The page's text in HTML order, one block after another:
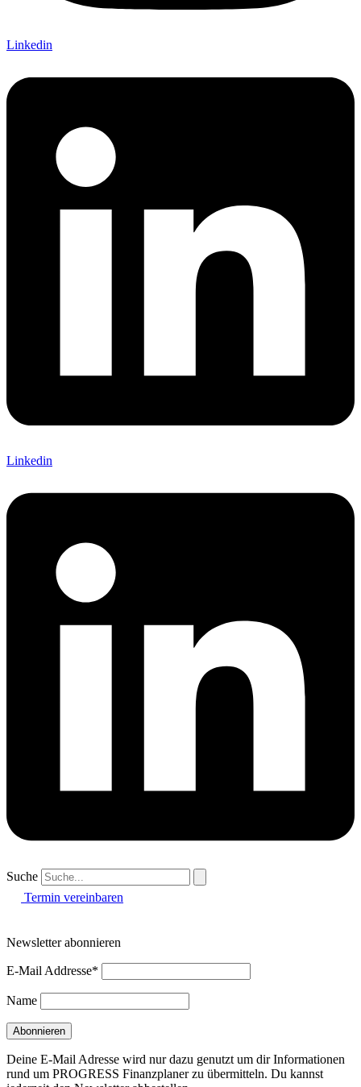
Linkedin
Linkedin
Suche
Termin vereinbaren
Newsletter abonnieren
E-Mail Addresse*
Name
Deine E-Mail Adresse wird nur dazu genutzt um dir Informationen
rund um PROGRESS Finanzplaner zu übermitteln. Du kannst